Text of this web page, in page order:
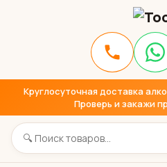
Круглосуточная доставка
Проверь и закажи